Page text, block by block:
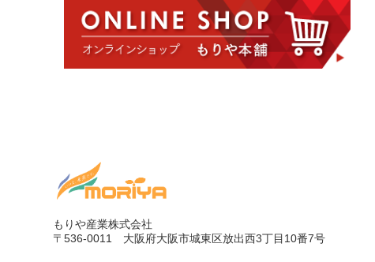
もりや産業株式会社
〒536-0011 大阪府大阪市城東区放出西3丁目10番7号